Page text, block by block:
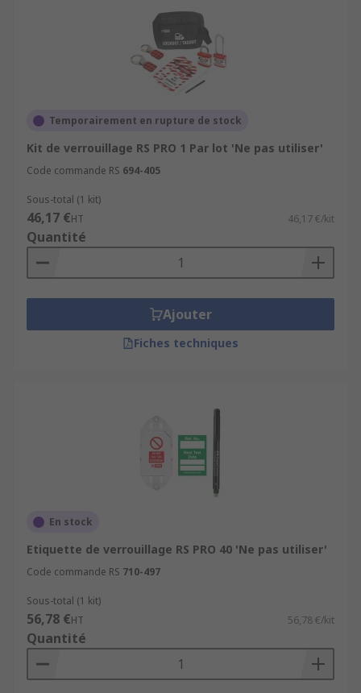
Temporairement en rupture de stock
Kit de verrouillage RS PRO 1 Par lot 'Ne pas utiliser'
Code commande RS 694-405
Sous-total (1 kit)
46,17 €HT 46,17 €/kit
Quantité
Ajouter
Fiches techniques
En stock
Etiquette de verrouillage RS PRO 40 'Ne pas utiliser'
Code commande RS 710-497
Sous-total (1 kit)
56,78 €HT 56,78 €/kit
Quantité